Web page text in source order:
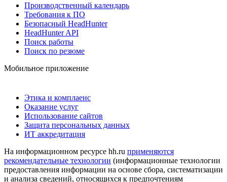
Производственный календарь
Требования к ПО
Безопасный HeadHunter
HeadHunter API
Поиск работы
Поиск по резюме
Мобильное приложение
Этика и комплаенс
Оказание услуг
Использование сайтов
Защита персональных данных
ИТ аккредитация
На информационном ресурсе hh.ru применяются
рекомендательные технологии (информационные технологии
предоставления информации на основе сбора, систематизации
и анализа сведений, относящихся к предпочтениям